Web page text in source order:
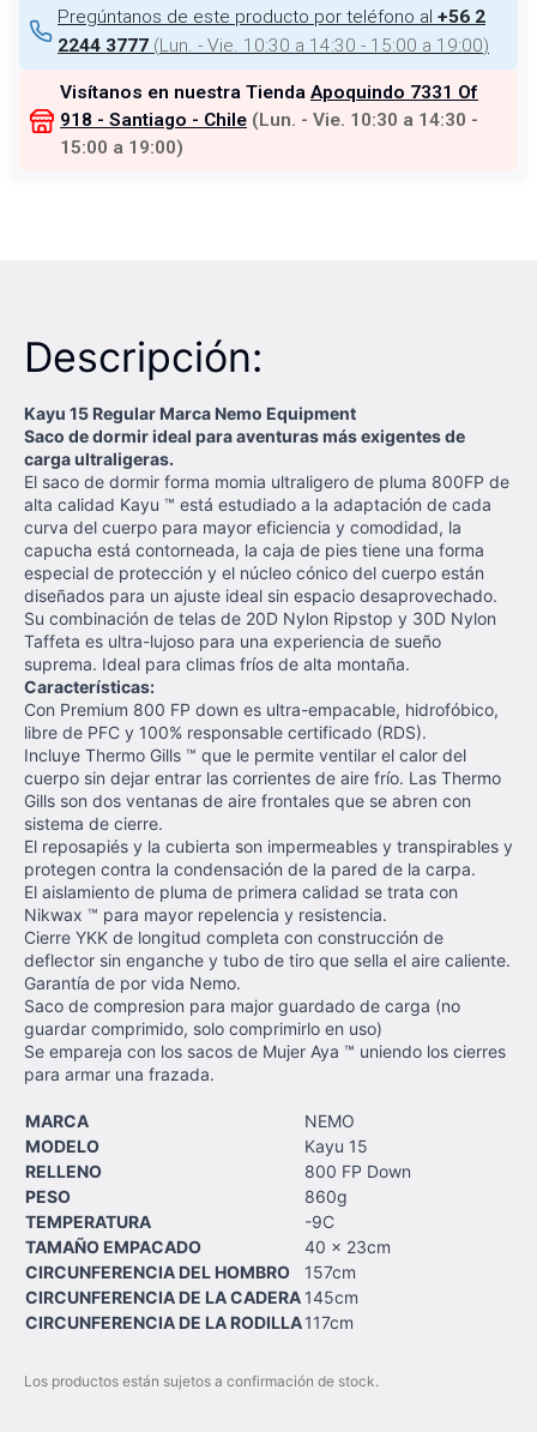
Pregúntanos de este producto por teléfono al +56 2
2244 3777 (Lun. - Vie. 10:30 a 14:30 - 15:00 a 19:00)
Visítanos en nuestra Tienda Apoquindo 7331 Of
918 - Santiago - Chile (Lun. - Vie. 10:30 a 14:30 -
15:00 a 19:00)
Descripción:
Kayu 15 Regular Marca Nemo Equipment
Saco de dormir ideal para aventuras más exigentes de
carga ultraligeras.
El saco de dormir forma momia ultraligero de pluma 800FP de
alta calidad Kayu ™ está estudiado a la adaptación de cada
curva del cuerpo para mayor eficiencia y comodidad, la
capucha está contorneada, la caja de pies tiene una forma
especial de protección y el núcleo cónico del cuerpo están
diseñados para un ajuste ideal sin espacio desaprovechado.
Su combinación de telas de 20D Nylon Ripstop y 30D Nylon
Taffeta es ultra-lujoso para una experiencia de sueño
suprema. Ideal para climas fríos de alta montaña.
Características:
Con Premium 800 FP down es ultra-empacable, hidrofóbico,
libre de PFC y 100% responsable certificado (RDS).
Incluye Thermo Gills ™ que le permite ventilar el calor del
cuerpo sin dejar entrar las corrientes de aire frío. Las Thermo
Gills son dos ventanas de aire frontales que se abren con
sistema de cierre.
El reposapiés y la cubierta son impermeables y transpirables y
protegen contra la condensación de la pared de la carpa.
El aislamiento de pluma de primera calidad se trata con
Nikwax ™ para mayor repelencia y resistencia.
Cierre YKK de longitud completa con construcción de
deflector sin enganche y tubo de tiro que sella el aire caliente.
Garantía de por vida Nemo.
Saco de compresion para major guardado de carga (no
guardar comprimido, solo comprimirlo en uso)
Se empareja con los sacos de Mujer Aya ™ uniendo los cierres
para armar una frazada.
MARCA
NEMO
MODELO
Kayu 15
RELLENO
800 FP Down
PESO
860g
TEMPERATURA
-9C
TAMAÑO EMPACADO
40 x 23cm
CIRCUNFERENCIA DEL HOMBRO
157cm
CIRCUNFERENCIA DE LA CADERA 145cm
CIRCUNFERENCIA DE LA RODILLA117cm
Los productos están sujetos a confirmación de stock.